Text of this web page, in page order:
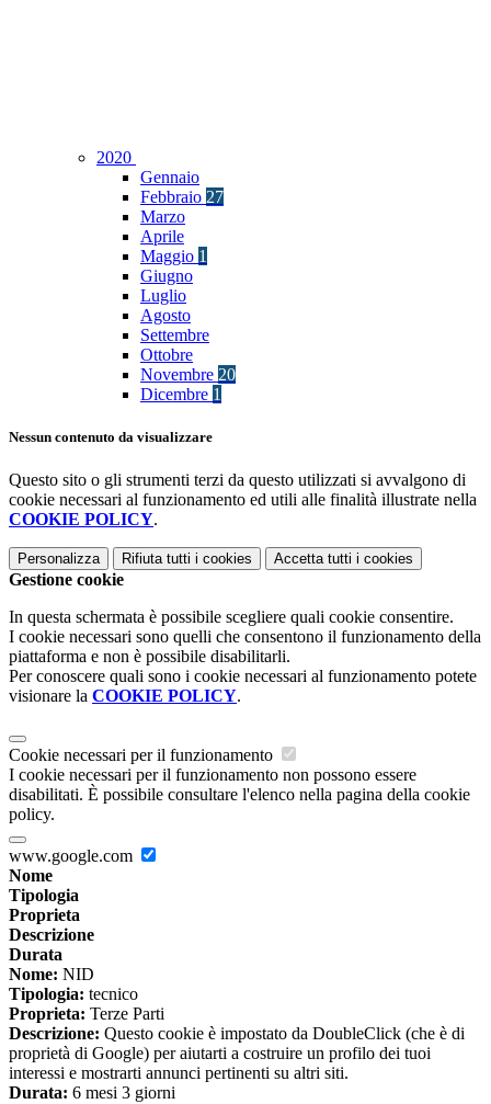
2020
Gennaio
Febbraio 27
Marzo
Aprile
Maggio 1
Giugno
Luglio
Agosto
Settembre
Ottobre
Novembre 20
Dicembre 1
Nessun contenuto da visualizzare
Questo sito o gli strumenti terzi da questo utilizzati si avvalgono di
cookie necessari al funzionamento ed utili alle finalità illustrate nella
COOKIE POLICY.
Personalizza Rifiuta tutti i cookies Accetta tutti i cookies
Gestione cookie
In questa schermata è possibile scegliere quali cookie consentire.
I cookie necessari sono quelli che consentono il funzionamento della
piattaforma e non è possibile disabilitarli.
Per conoscere quali sono i cookie necessari al funzionamento potete
visionare la COOKIE POLICY.
Cookie necessari per il funzionamento
I cookie necessari per il funzionamento non possono essere
disabilitati. È possibile consultare l'elenco nella pagina della cookie
policy.
www.google.com
Nome
Tipologia
Proprieta
Descrizione
Durata
Nome: NID
Tipologia: tecnico
Proprieta: Terze Parti
Descrizione: Questo cookie è impostato da DoubleClick (che è di
proprietà di Google) per aiutarti a costruire un profilo dei tuoi
interessi e mostrarti annunci pertinenti su altri siti.
Durata: 6 mesi 3 giorni